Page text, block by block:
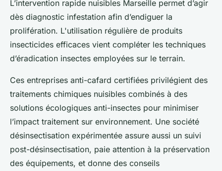
L’intervention rapide nuisibles Marseille permet d’agir
dès diagnostic infestation afin d’endiguer la
prolifération. L'utilisation régulière de produits
insecticides efficaces vient compléter les techniques
d’éradication insectes employées sur le terrain.
Ces entreprises anti-cafard certifiées privilégient des
traitements chimiques nuisibles combinés à des
solutions écologiques anti-insectes pour minimiser
l’impact traitement sur environnement. Une société
désinsectisation expérimentée assure aussi un suivi
post-désinsectisation, paie attention à la préservation
des équipements, et donne des conseils